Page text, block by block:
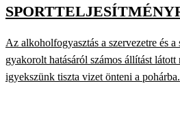
Az alkoholfogyasztás a szervezetre és
gyakorolt hatásáról számos állítást
igyekszünk tiszta vizet önteni a pohárba.